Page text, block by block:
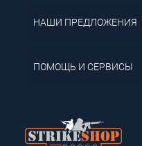
НАШИ ПРЕДЛОЖЕНИЯ
ПОМОЩЬ И СЕРВИСЫ